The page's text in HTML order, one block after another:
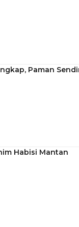
Paman
Habisi Mantan